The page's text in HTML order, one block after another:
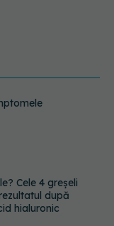
Cele 4 greșeli
după
hialuronic
diagnosticul
viața: Am cancer
în metastază